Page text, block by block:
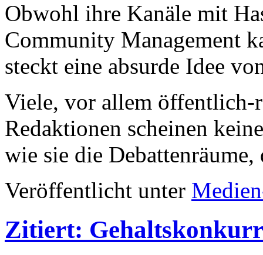
Obwohl ihre Kanäle mit
Community Management
steckt eine absurde Idee
Viele, vor allem öffentlich-
Redaktionen scheinen
wie sie die
Veröffentlicht unter
Zitiert: